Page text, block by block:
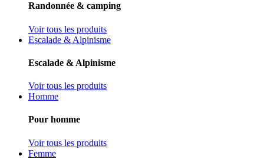
Randonnée & camping
Voir tous les produits
Escalade & Alpinisme
Escalade & Alpinisme
Voir tous les produits
Homme
Pour homme
Voir tous les produits
Femme